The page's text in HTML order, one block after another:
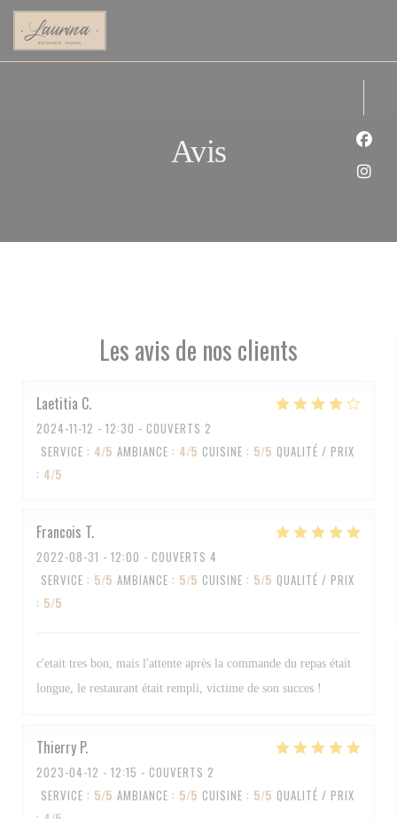
Personnalisation de vos choix en matière de cookies
Avis
Les avis de nos clients
Laetitia C
2024-11-12 - 12:30 - COUVERTS 2
SERVICE : 4/5 AMBIANCE : 4/5 CUISINE : 5/5 QUALITÉ / PRIX
: 4/5
Francois T
2022-08-31 - 12:00 - COUVERTS 4
SERVICE : 5/5 AMBIANCE : 5/5 CUISINE : 5/5 QUALITÉ / PRIX
: 5/5
c'etait tres bon, mais l'attente après la commande du repas était
longue, le restaurant était rempli, victime de son succes !
Thierry P
2023-04-12 - 12:15 - COUVERTS 2
SERVICE : 5/5 AMBIANCE : 5/5 CUISINE : 5/5 QUALITÉ / PRIX